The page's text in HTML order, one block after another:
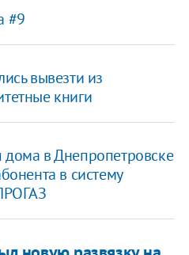
#9
вывезти из
книги
в Днепропетровске
в систему